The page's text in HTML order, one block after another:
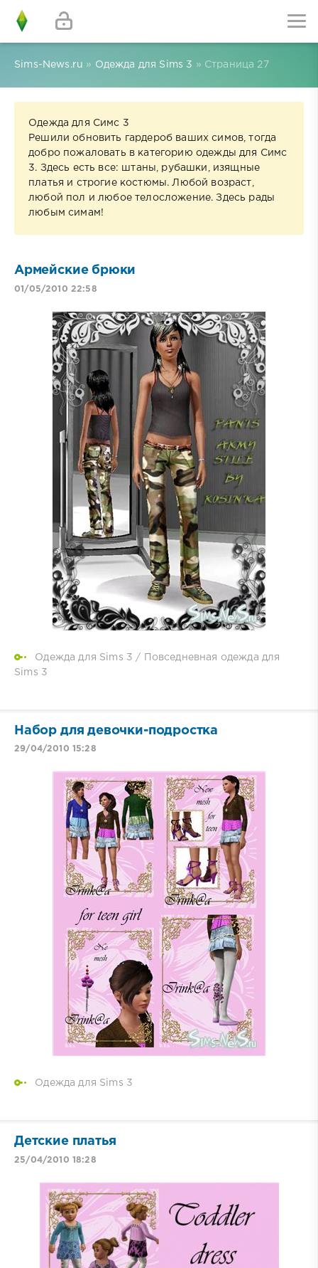
Sims-News.ru » Одежда для Sims 3 » Страница 27
Одежда для Симс 3
Решили обновить гардероб ваших симов, тогда
добро пожаловать в категорию одежды для Симс
3. Здесь есть все: штаны, рубашки, изящные
платья и строгие костюмы. Любой возраст,
любой пол и любое телосложение. Здесь рады
любым симам!
Армейские брюки
01/05/2010 22:58
Одежда для Sims 3 /
Повседневная одежда для
Sims 3
Набор для девочки-подростка
29/04/2010 15:28
Одежда для Sims 3
Детские платья
25/04/2010 18:28